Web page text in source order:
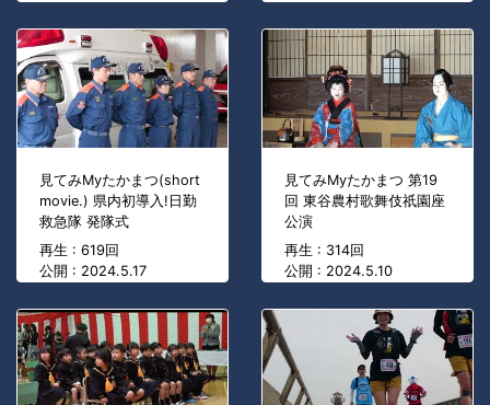
見てみMyたかまつ(short
movie.) 県内初導入!日勤
救急隊 発隊式
再生 : 619回
公開 : 2024.5.17
見てみMyたかまつ 第19
回 東谷農村歌舞伎祇園座
公演
再生 : 314回
公開 : 2024.5.10